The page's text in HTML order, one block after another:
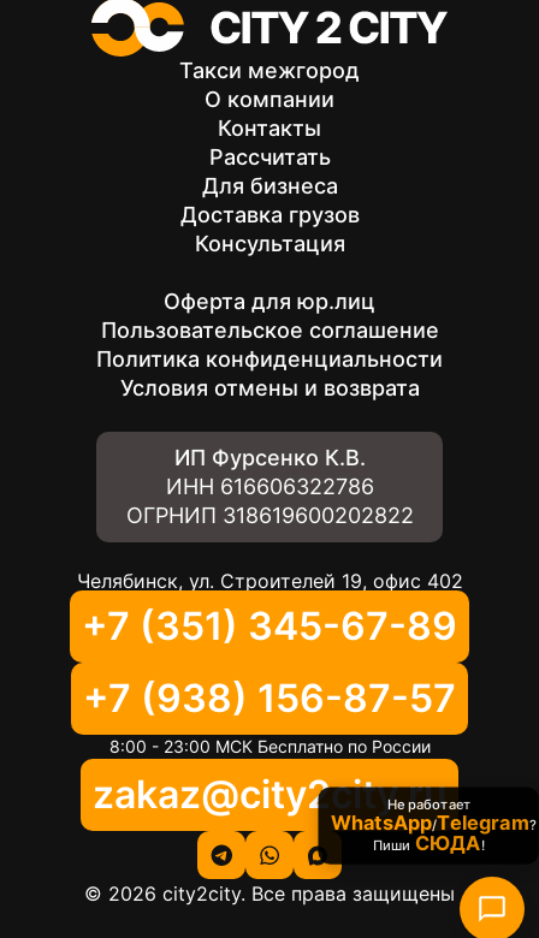
Такси межгород
О компании
Контакты
Рассчитать
Для бизнеса
Доставка грузов
Консультация
Оферта для юр.лиц
Пользовательское соглашение
Политика конфиденциальности
Условия отмены и возврата
ИП Фурсенко К.В.
ИНН 616606322786
ОГРНИП 318619600202822
Челябинск, ул. Строителей 19, офис 402
+7 (351) 345-67-89
+7 (938) 156-87-57
8:00 - 23:00 МСК Бесплатно по России
zakaz@city2city.ru
© 2026 city2city. Все права защищены
Не работает
WhatsApp/Telegram?
Пиши СЮДА!